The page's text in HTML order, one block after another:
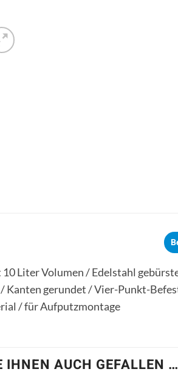
Liter Volumen / Edelstahl
Kanten gerundet / Vier-Punkt-
/ für Aufputzmontage
IHNEN AUCH GEFALLEN …